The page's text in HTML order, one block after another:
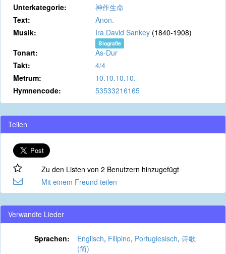
Unterkategorie:
神作生命
Text:
Anon.
Musik:
Ira David Sankey (1840-1908)
Biografie
Tonart:
As-Dur
Takt:
4/4
Metrum:
10.10.10.10.
Hymnencode:
53533216165
Teilen
Zu den Listen von 2 Benutzern hinzugefügt
Mit einem Freund teilen
Verwandte Lieder
Sprachen: Englisch, Filipino, Portugiesisch, 诗歌
(简)